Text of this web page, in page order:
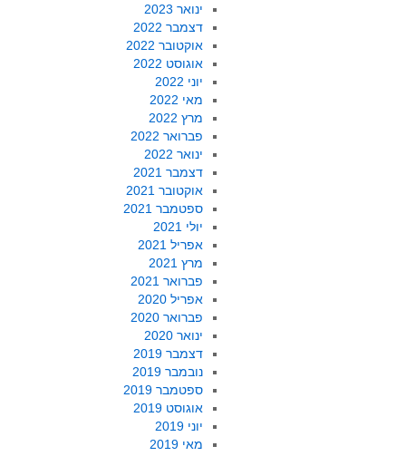
ינואר 2023
דצמבר 2022
אוקטובר 2022
אוגוסט 2022
יוני 2022
מאי 2022
מרץ 2022
פברואר 2022
ינואר 2022
דצמבר 2021
אוקטובר 2021
ספטמבר 2021
יולי 2021
אפריל 2021
מרץ 2021
פברואר 2021
אפריל 2020
פברואר 2020
ינואר 2020
דצמבר 2019
נובמבר 2019
ספטמבר 2019
אוגוסט 2019
יוני 2019
מאי 2019